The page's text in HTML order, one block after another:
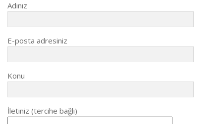
Adınız
E-posta adresiniz
Konu
İletiniz (tercihe bağlı)